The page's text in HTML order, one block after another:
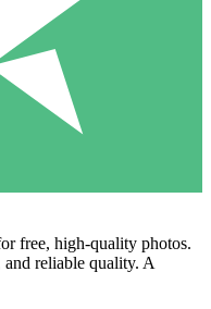
free, high‑quality photos.
and reliable quality. A